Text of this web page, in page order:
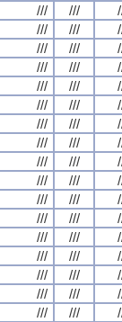
/// ///
/// ///
/// ///
/// ///
/// ///
/// ///
/// ///
/// ///
/// ///
/// ///
/// ///
/// ///
/// ///
/// ///
/// ///
/// ///
/// ///